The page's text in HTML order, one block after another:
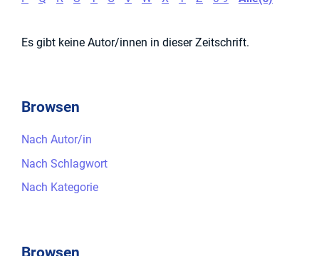
Es gibt keine Autor/innen in dieser Zeitschrift.
Browsen
Nach Autor/in
Nach Schlagwort
Nach Kategorie
Browsen